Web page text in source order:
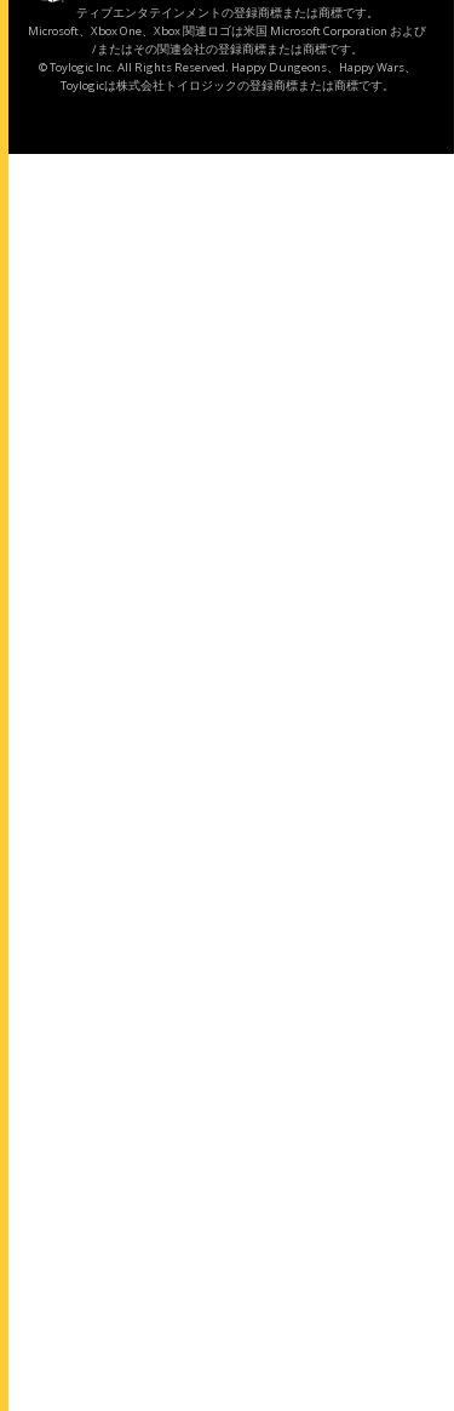
ティブエンタテインメントの登録商標または商標です。
Microsoft、Xbox One、Xbox 関連ロゴは米国 Microsoft Corporation および
/またはその関連会社の登録商標または商標です。
© Toylogic Inc. All Rights Reserved. Happy Dungeons、Happy Wars、
Toylogicは株式会社トイロジックの登録商標または商標です。